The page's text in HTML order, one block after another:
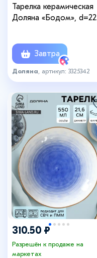
Тарелка керамическая
Доляна «Бодом», d=22
Завтра
Доляна , артикул: 3325342
310.50 ₽
Разрешён к продаже на
маркетах